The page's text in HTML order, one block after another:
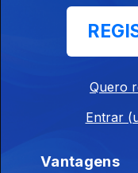
Quero
Entrar
Vantagens